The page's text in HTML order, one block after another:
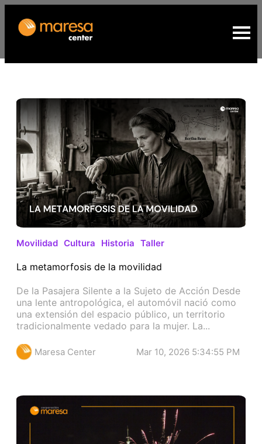
Movilidad Cultura Historia Taller
La metamorfosis de la movilidad
De la Pasajera Silente a la Sujeto de Acción Desde
una lente antropológica, el automóvil nació como
una extensión del espacio público, un territorio
tradicionalmente vedado para la mujer. La...
Maresa Center Mar 10, 2026 5:34:55 PM